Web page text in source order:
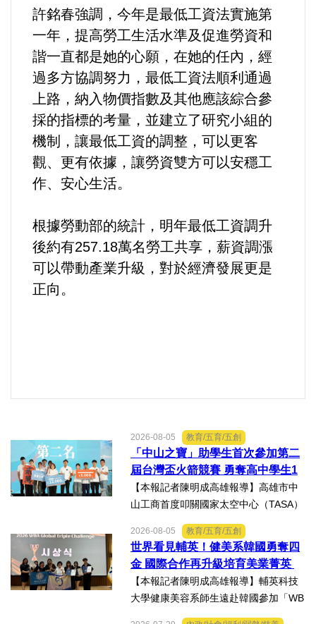
選舉/民調
觀光旅遊
生物科技
出版（影音/圖書/雜誌）
發明/專利
旅館/民宿
許銘春強調，今年是最低工資法實施第
一年，提高勞工生活水準及促進勞資和
諧一直都是她的心願，在她的任內，經
過多方協調努力，最低工資法順利通過
上路，納入物價指數及其他應該綜合參
採的指標的考量，並建立了研究小組的
機制，讓最低工資的調整，可以更客
觀、更有依據，讓勞資雙方可以安穩工
作、安心生活。
根據勞動部的統計，明年最低工資調升
後約有257.18萬名勞工共享，薪資調漲
可以帶動產業升級，對於經濟發展更是
正向。
2026-08-05 教育/五育/五創
「中山之寶」助學生首次參加第二
屆台灣盃火箭競賽 勇奪高中學生1
K組亞軍
【本報記者陳明成高雄報導】高雄市中
山工商首度叩關國家太空中心（TASA）
一路過關斬將，順利完成火箭發射，並
將全箭完整回收，勇奪高中學生1K組亞
軍，表現亮眼。陳國清...
2026-08-05 教育/五育/五創
世界看見輔英！健美系韓國勇奪四
金 國際合作再升級培育美業菁英
【本報記者陳明成高雄報導】輔英科技
大學健康美容系師生遠赴韓國參加「WB